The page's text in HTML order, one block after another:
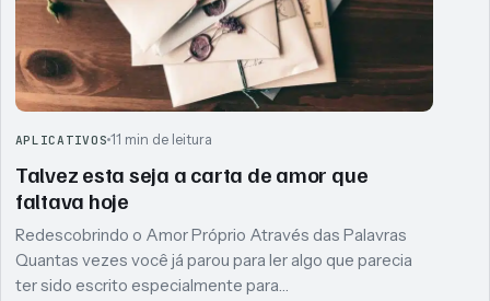
APLICATIVOS 11 min de leitura
Talvez esta seja a carta de amor que
faltava hoje
Redescobrindo o Amor Próprio Através das Palavras
Quantas vezes você já parou para ler algo que parecia
ter sido escrito especialmente para…